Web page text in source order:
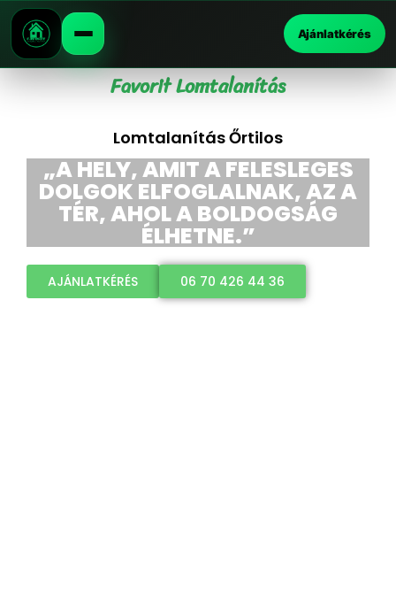
Ajánlatkérés
Favorit Lomtalanítás
Lomtalanítás Őrtilos
„A HELY, AMIT A FELESLEGES
DOLGOK ELFOGLALNAK, AZ A
TÉR, AHOL A BOLDOGSÁG
ÉLHETNE.”
AJÁNLATKÉRÉS 06 70 426 44 36